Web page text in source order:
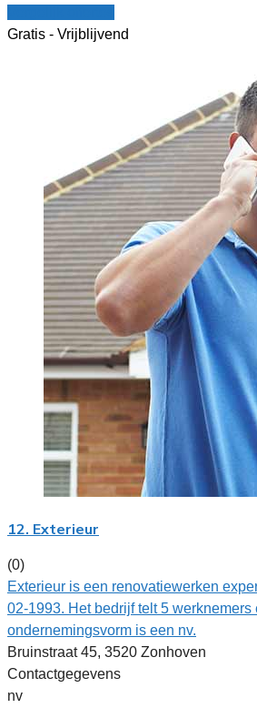
Gratis - Vrijblijvend
12. Exterieur
(0)
Exterieur is een renovatiewerken
02-1993. Het bedrijf telt 5 werknemers
ondernemingsvorm is een nv.
Bruinstraat 45, 3520 Zonhoven
Contactgegevens
nv